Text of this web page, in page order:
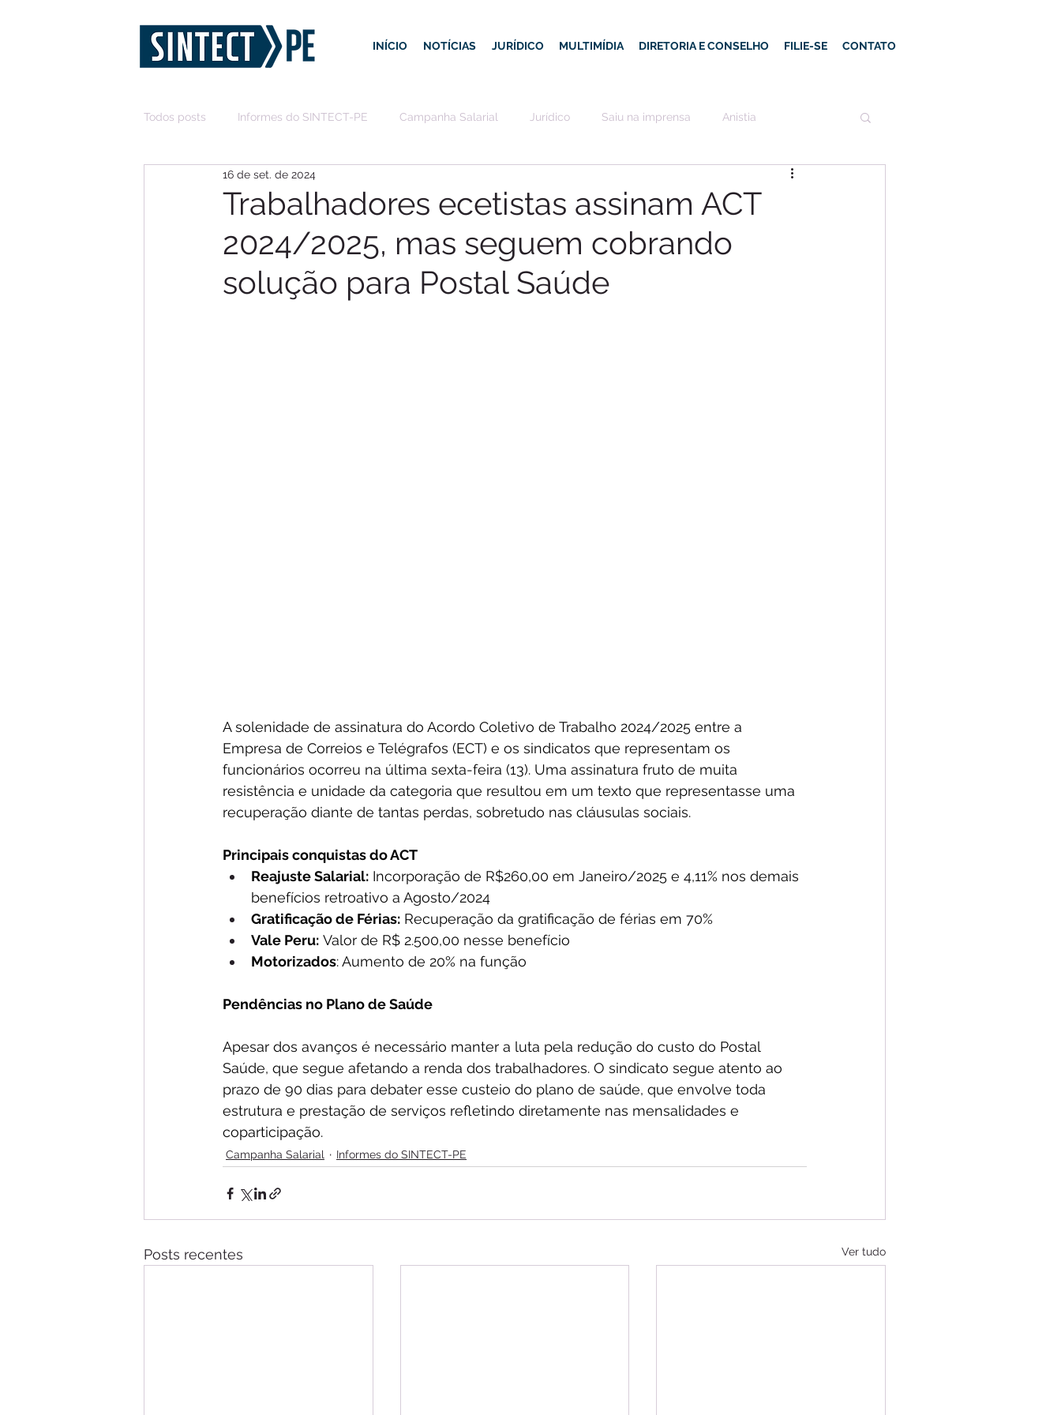
INÍCIO NOTÍCIAS JURÍDICO MULTIMÍDIA DIRETORIA E CONSELHO FILIE-SE CONTATO
Todos posts Informes do SINTECT-PE Campanha Salarial Jurídico Saiu na imprensa Anistia
Trabalhadores ecetistas assinam ACT
2024/2025, mas seguem cobrando
solução para Postal Saúde
16 de set. de 2024
A solenidade de assinatura do Acordo Coletivo de Trabalho 2024/2025 entre a
Empresa de Correios e Telégrafos (ECT) e os sindicatos que representam os
funcionários ocorreu na última sexta-feira (13). Uma assinatura fruto de muita
resistência e unidade da categoria que resultou em um texto que representasse uma
recuperação diante de tantas perdas, sobretudo nas cláusulas sociais.
Principais conquistas do ACT
Reajuste Salarial: Incorporação de R$260,00 em Janeiro/2025 e 4,11% nos demais
benefícios retroativo a Agosto/2024
Gratificação de Férias: Recuperação da gratificação de férias em 70%
Vale Peru: Valor de R$ 2.500,00 nesse benefício
Motorizados: Aumento de 20% na função
Pendências no Plano de Saúde
Apesar dos avanços é necessário manter a luta pela redução do custo do Postal
Saúde, que segue afetando a renda dos trabalhadores. O sindicato segue atento ao
prazo de 90 dias para debater esse custeio do plano de saúde, que envolve toda
estrutura e prestação de serviços refletindo diretamente nas mensalidades e
coparticipação.
Campanha Salarial Informes do SINTECT-PE
Posts recentes Ver tudo